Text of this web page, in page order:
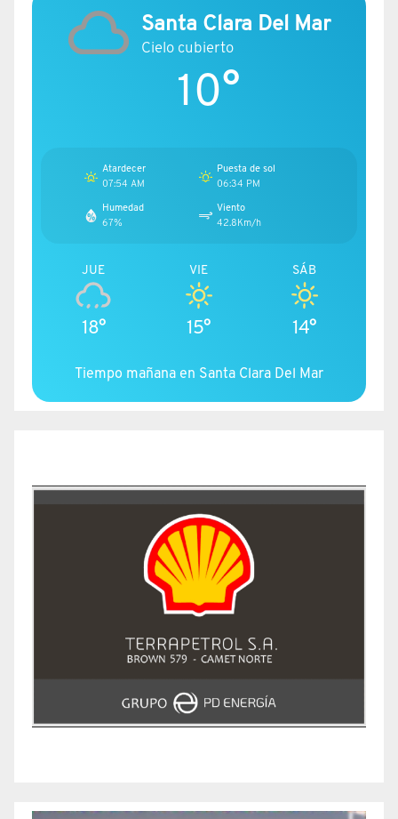
Santa Clara Del Mar
Cielo cubierto
10°
Atardecer
07:54 AM
Puesta de sol
06:34 PM
Humedad
67%
Viento
42.8Km/h
JUE
18°
VIE
15°
SÁB
14°
Tiempo mañana en Santa Clara Del Mar